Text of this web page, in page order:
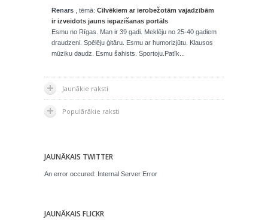
Renars , tēmā: Cilvēkiem ar ierobežotām vajadzībām
ir izveidots jauns iepazīšanas portāls
Esmu no Rīgas. Man ir 39 gadi. Meklēju no 25-40 gadiem
draudzeni. Spēlēju ģitāru. Esmu ar humorizjūtu. Klausos
mūziku daudz. Esmu šahists. Sportoju.Patīk...
Jaunākie raksti
Populārākie raksti
JAUNĀKAIS TWITTER
An error occured: Internal Server Error
JAUNĀKAIS FLICKR